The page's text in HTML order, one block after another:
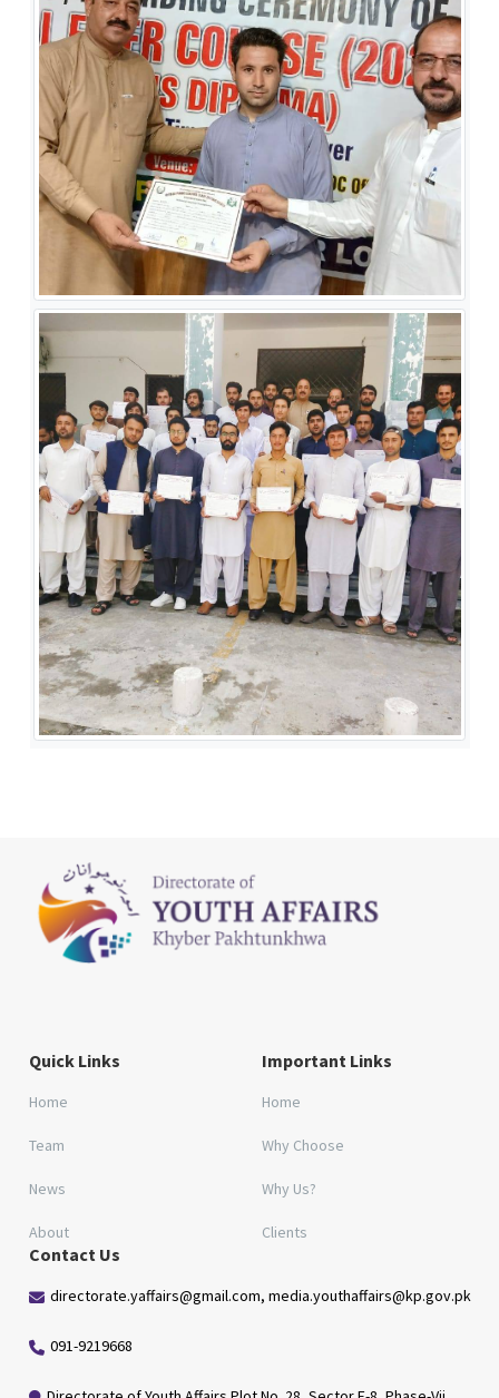
Quick Links
Home
Team
News
About
Important Links
Home
Why Choose
Why Us?
Clients
Contact Us
directorate.yaffairs@gmail.com, media.youthaffairs@kp.gov.pk
091-9219668